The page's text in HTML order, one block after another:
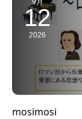
12
2026
mosimosi